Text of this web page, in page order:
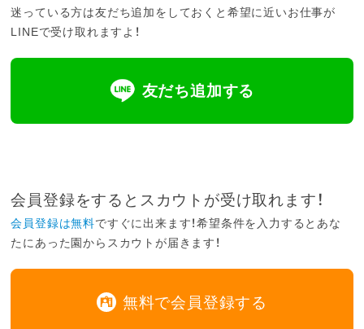
迷っている方は友だち追加をしておくと希望に近いお仕事が
LINEで受け取れますよ！
友だち追加する
会員登録をするとスカウトが受け取れます！
会員登録は無料ですぐに出来ます！希望条件を入力するとあな
たにあった園からスカウトが届きます！
無料で会員登録する